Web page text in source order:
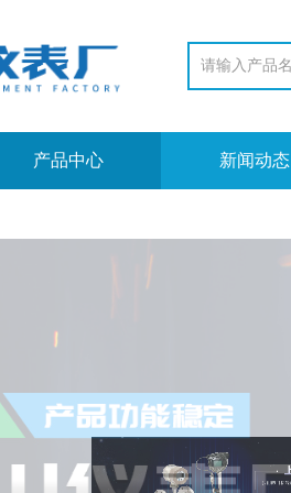
产品中心 新闻动态